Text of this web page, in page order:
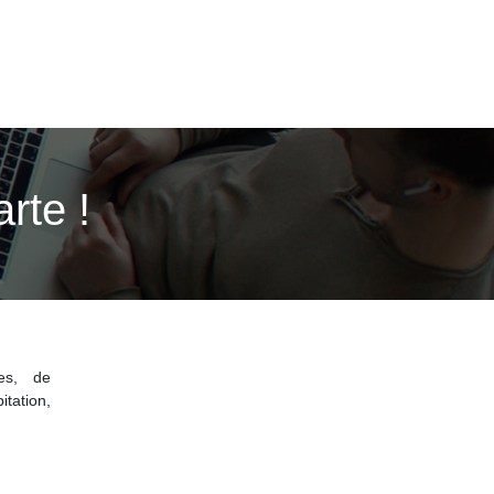
!
de